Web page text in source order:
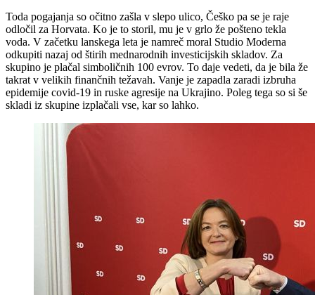
Toda pogajanja so očitno zašla v slepo ulico, Češko pa se je raje
odločil za Horvata. Ko je to storil, mu je v grlo že pošteno tekla
voda. V začetku lanskega leta je namreč moral Studio Moderna
odkupiti nazaj od štirih mednarodnih investicijskih skladov. Za
skupino je plačal simboličnih 100 evrov. To daje vedeti, da je bila že
takrat v velikih finančnih težavah. Vanje je zapadla zaradi izbruha
epidemije covid-19 in ruske agresije na Ukrajino. Poleg tega so si še
skladi iz skupine izplačali vse, kar so lahko.